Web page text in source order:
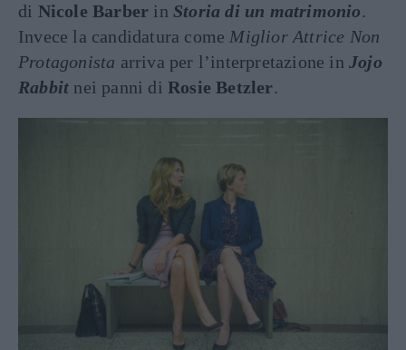
di Nicole Barber inStoria di un matrimonio.
Invece la candidatura come Miglior Attrice Non
Protagonista arriva per l’interpretazione inJojo
Rabbit nei panni diRosie Betzler.